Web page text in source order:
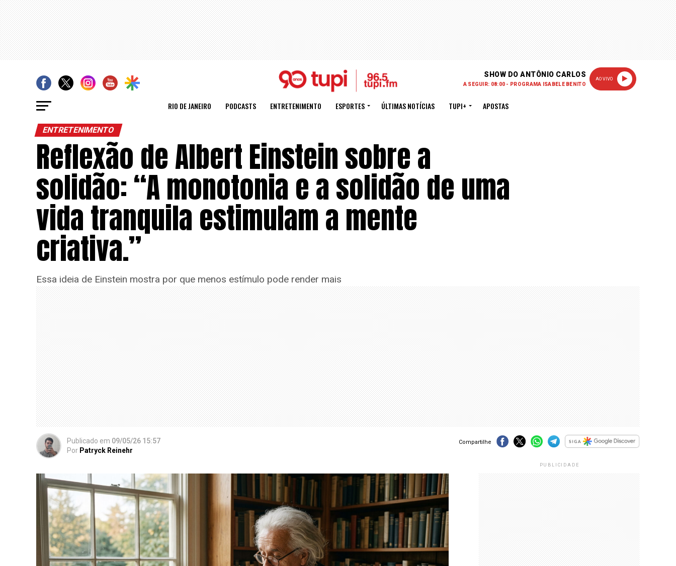
SHOW DO ANTÔNIO CARLOS
A SEGUIR: 08:00 - PROGRAMA ISABELE BENITO
AO VIVO
RIO DE JANEIRO PODCASTS ENTRETENIMENTO ESPORTES ÚLTIMAS NOTÍCIAS TUPI+ APOSTAS
ENTRETENIMENTO
Reflexão de Albert Einstein sobre a
solidão: “A monotonia e a solidão de uma
vida tranquila estimulam a mente
criativa.”
Essa ideia de Einstein mostra por que menos estímulo pode render mais
Publicado em 09/05/26 15:57
Por Patryck Reinehr
Compartilhe
PUBLICIDADE